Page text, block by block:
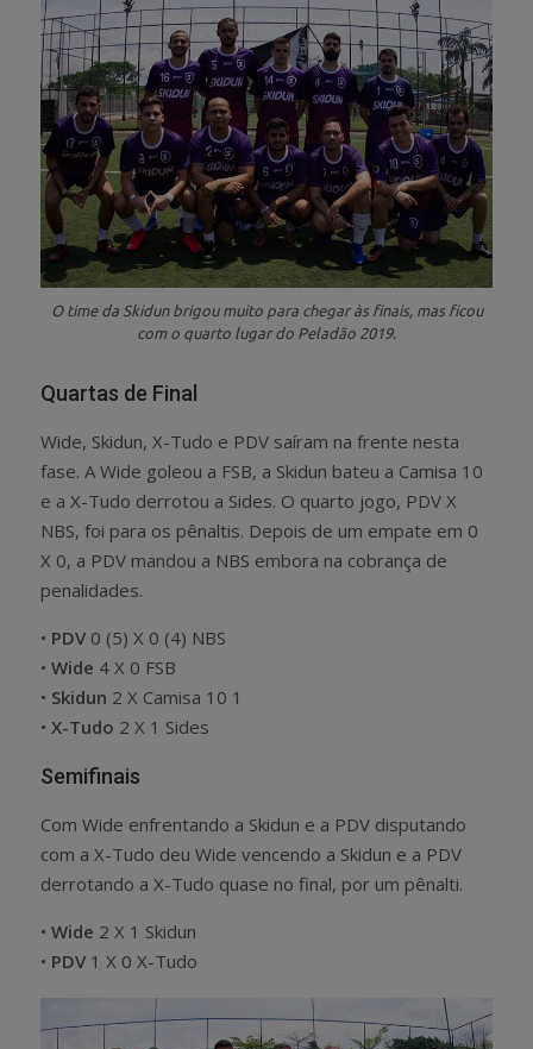
O time da Skidun brigou muito para chegar às finais, mas ficou
com o quarto lugar do Peladão 2019.
Quartas de Final
Wide, Skidun, X-Tudo e PDV saíram na frente nesta
fase. A Wide goleou a FSB, a Skidun bateu a Camisa 10
e a X-Tudo derrotou a Sides. O quarto jogo, PDV X
NBS, foi para os pênaltis. Depois de um empate em 0
X 0, a PDV mandou a NBS embora na cobrança de
penalidades.
• PDV 0 (5) X 0 (4) NBS
• Wide 4 X 0 FSB
• Skidun 2 X Camisa 10 1
• X-Tudo 2 X 1 Sides
Semifinais
Com Wide enfrentando a Skidun e a PDV disputando
com a X-Tudo deu Wide vencendo a Skidun e a PDV
derrotando a X-Tudo quase no final, por um pênalti.
• Wide 2 X 1 Skidun
• PDV 1 X 0 X-Tudo